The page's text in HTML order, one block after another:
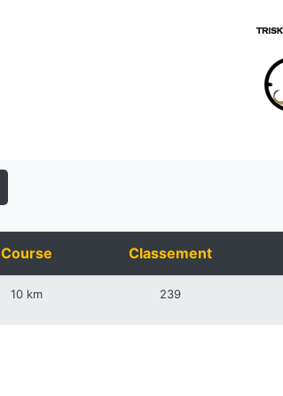
Course Classement
10 km 239